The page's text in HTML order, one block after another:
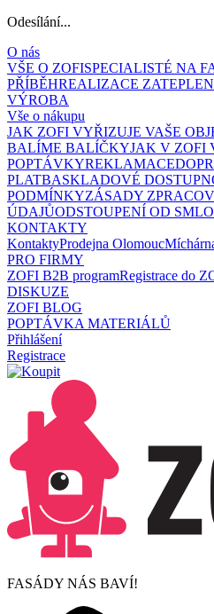
Odesílání...
O nás
VŠE O ZOFISPECIALISTÉ NA
PŘÍBĚHREALIZACE
VÝROBA
Vše o nákupu
JAK ZOFI VYŘIZUJE VAŠE
BALÍME BALÍČKYJAK V ZOFI
POPTÁVKYREKLAMACE
PLATBASKLADOVÉ
PODMÍNKYZÁSADY
ÚDAJŮODSTOUPENÍ OD
KONTAKTY
KontaktyProdejna Olomouc
PRO FIRMY
ZOFI B2B programRegistrace do
DISKUZE
ZOFI BLOG
POPTÁVKA MATERIÁLŮ
Přihlášení
Registrace
FASÁDY NÁS BAVÍ!